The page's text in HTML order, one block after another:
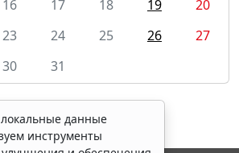
16 17 18 19
20
23 24 25 26
27
30 31
данные
инструменты